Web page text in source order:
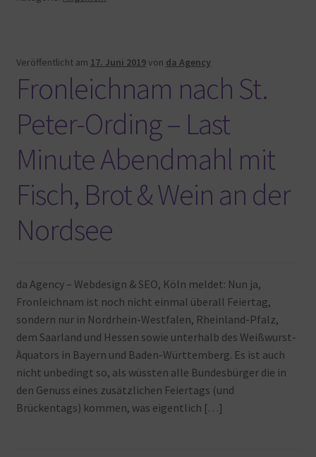
Veröffentlicht am 17. Juni 2019von da Agency
Fronleichnam nach St.
Peter-Ording – Last
Minute Abendmahl mit
Fisch, Brot & Wein an der
Nordsee
da Agency – Webdesign & SEO, Köln meldet: Nun ja,
Fronleichnam ist noch nicht einmal überall Feiertag,
sondern nur in Nordrhein-Westfalen, Rheinland-Pfalz,
dem Saarland und Hessen sowie unterhalb des Weißwurst-
Äquators in Bayern und Baden-Württemberg. Es ist auch
nicht unbedingt so, als wüssten alle Bundesbürger die in
den Genuss eines zusätzlichen Feiertags (und
Brückentags) kommen, was eigentlich […]